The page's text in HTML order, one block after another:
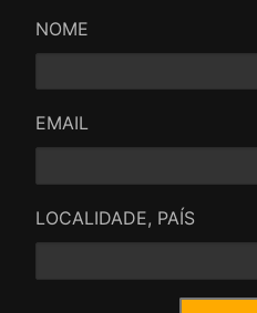
NOME
EMAIL
LOCALIDADE, PAÍS